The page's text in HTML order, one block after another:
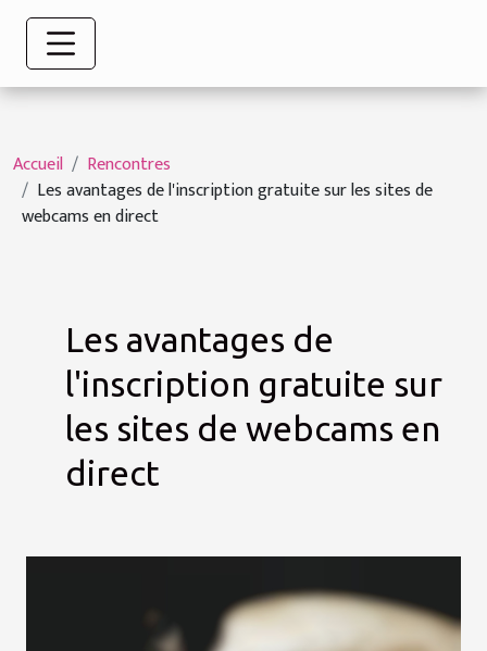
Accueil
Rencontres
Les avantages de l'inscription gratuite sur les sites de
webcams en direct
Les avantages de
l'inscription gratuite sur
les sites de webcams en
direct